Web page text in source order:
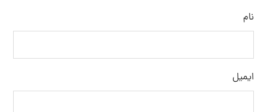
نام
ایمیل